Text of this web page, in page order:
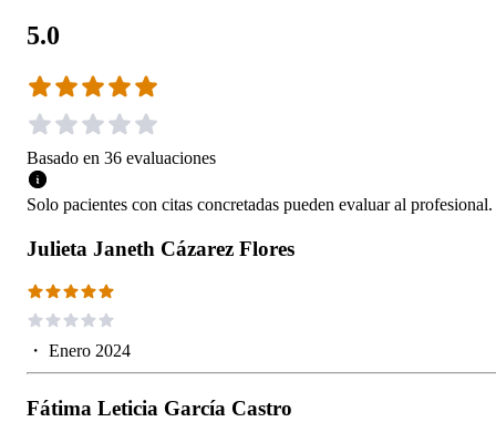
5.0
Basado en 36 evaluaciones
Solo pacientes con citas concretadas pueden evaluar al profesional.
Julieta Janeth Cázarez Flores
・ Enero 2024
Fátima Leticia García Castro